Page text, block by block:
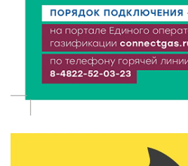
8 Авг 2026 12:12 997
Более 40 миллионов на
Твери
8 Авг 2026 11:37 353
От теории до практики: в детских